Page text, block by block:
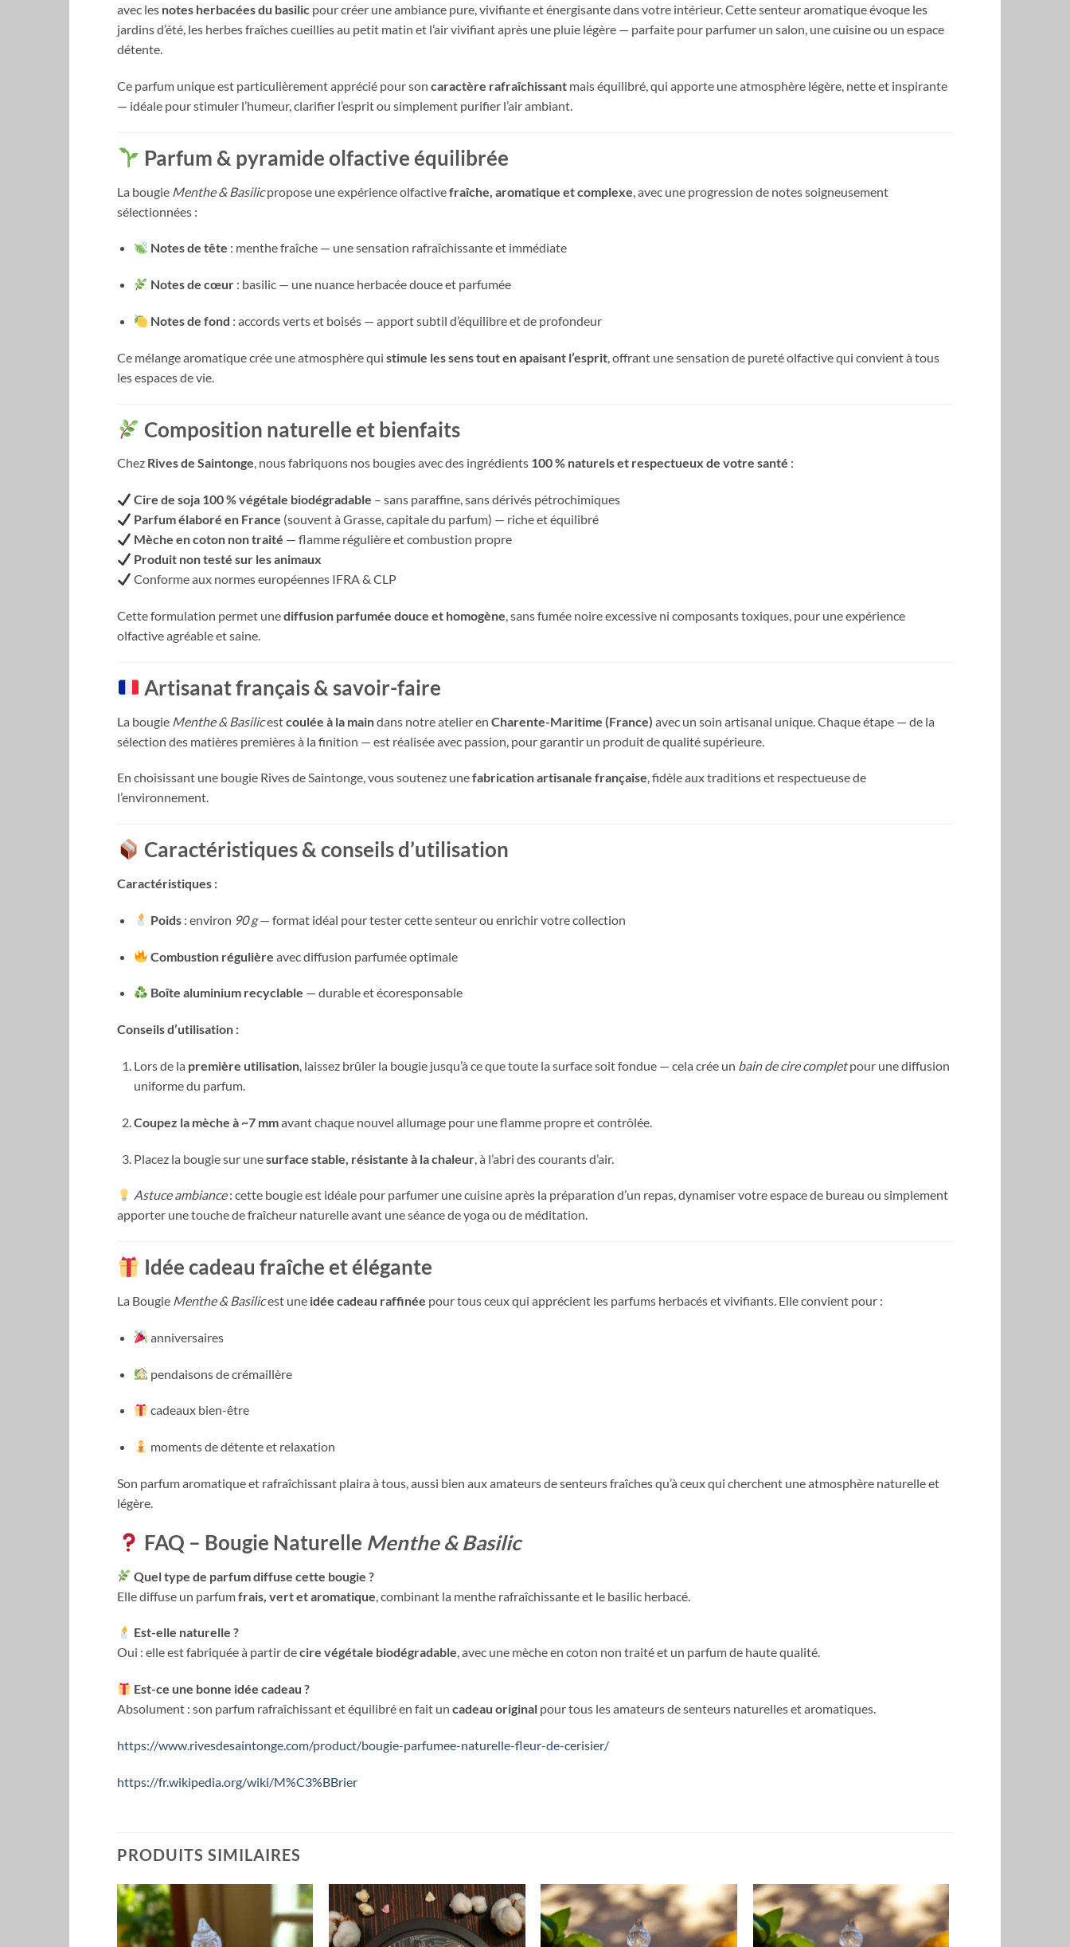
avec les notes herbacées du basilic pour créer une ambiance pure, vivifiante et énergisante dans votre intérieur. Cette senteur aromatique évoque les
jardins d’été, les herbes fraîches cueillies au petit matin et l’air vivifiant après une pluie légère — parfaite pour parfumer un salon, une cuisine ou un espace
détente.
Ce parfum unique est particulièrement apprécié pour son caractère rafraîchissant mais équilibré, qui apporte une atmosphère légère, nette et inspirante
— idéale pour stimuler l’humeur, clarifier l’esprit ou simplement purifier l’air ambiant.
Parfum & pyramide olfactive équilibrée
La bougie Menthe & Basilicpropose une expérience olfactivefraîche, aromatique et complexe , avec une progression de notes soigneusement
sélectionnées :
Notes de tête : menthe fraîche — une sensation rafraîchissante et immédiate
Notes de cœur : basilic — une nuance herbacée douce et parfumée
Notes de fond : accords verts et boisés — apport subtil d’équilibre et de profondeur
Ce mélange aromatique crée une atmosphère qui stimule les sens tout en apaisant l’esprit, offrant une sensation de pureté olfactive qui convient à tous
les espaces de vie.
Composition naturelle et bienfaits
Chez Rives de Saintonge, nous fabriquons nos bougies avec des ingrédients 100 % naturels et respectueux de votre santé :
Cire de soja 100 % végétale biodégradable – sans paraffine, sans dérivés pétrochimiques
Parfum élaboré en France (souvent à Grasse, capitale du parfum) — riche et équilibré
Mèche en coton non traité — flamme régulière et combustion propre
Produit non testé sur les animaux
Conforme aux normes européennes IFRA & CLP
Cette formulation permet unediffusion parfumée douce et homogène, sans fumée noire excessive ni composants toxiques, pour une expérience
olfactive agréable et saine.
Artisanat français & savoir-faire
La bougie Menthe & Basilicestcoulée à la maindans notre atelier en Charente-Maritime (France) avec un soin artisanal unique. Chaque étape — de la
sélection des matières premières à la finition — est réalisée avec passion, pour garantir un produit de qualité supérieure.
En choisissant une bougie Rives de Saintonge, vous soutenez unefabrication artisanale française, fidèle aux traditions et respectueuse de
l’environnement.
Caractéristiques & conseils d’utilisation
Caractéristiques :
Poids : environ 90 g— format idéal pour tester cette senteur ou enrichir votre collection
Combustion régulière avec diffusion parfumée optimale
Boîte aluminium recyclable — durable et écoresponsable
Conseils d’utilisation :
Lors de la première utilisation, laissez brûler la bougie jusqu’à ce que toute la surface soit fondue — cela crée un bain de cire completpour une diffusion
uniforme du parfum.
Coupez la mèche à ~7 mmavant chaque nouvel allumage pour une flamme propre et contrôlée.
Placez la bougie sur unesurface stable, résistante à la chaleur, à l’abri des courants d’air.
Astuce ambiance: cette bougie est idéale pour parfumer une cuisine après la préparation d’un repas, dynamiser votre espace de bureau ou simplement
apporter une touche de fraîcheur naturelle avant une séance de yoga ou de méditation.
Idée cadeau fraîche et élégante
La Bougie Menthe & Basilicest une idée cadeau raffinée pour tous ceux qui apprécient les parfums herbacés et vivifiants. Elle convient pour :
anniversaires
pendaisons de crémaillère
cadeaux bien-être
moments de détente et relaxation
Son parfum aromatique et rafraîchissant plaira à tous, aussi bien aux amateurs de senteurs fraîches qu’à ceux qui cherchent une atmosphère naturelle et
légère.
FAQ – Bougie Naturelle Menthe & Basilic
Quel type de parfum diffuse cette bougie ?
Elle diffuse un parfumfrais, vert et aromatique , combinant la menthe rafraîchissante et le basilic herbacé.
Est-elle naturelle ?
Oui : elle est fabriquée à partir decire végétale biodégradable, avec une mèche en coton non traité et un parfum de haute qualité.
Est-ce une bonne idée cadeau ?
Absolument : son parfum rafraîchissant et équilibré en fait un cadeau original pour tous les amateurs de senteurs naturelles et aromatiques.
https://www.rivesdesaintonge.com/product/bougie-parfumee-naturelle-fleur-de-cerisier/
https://fr.wikipedia.org/wiki/M%C3%BBrier
PRODUITS SIMILAIRES